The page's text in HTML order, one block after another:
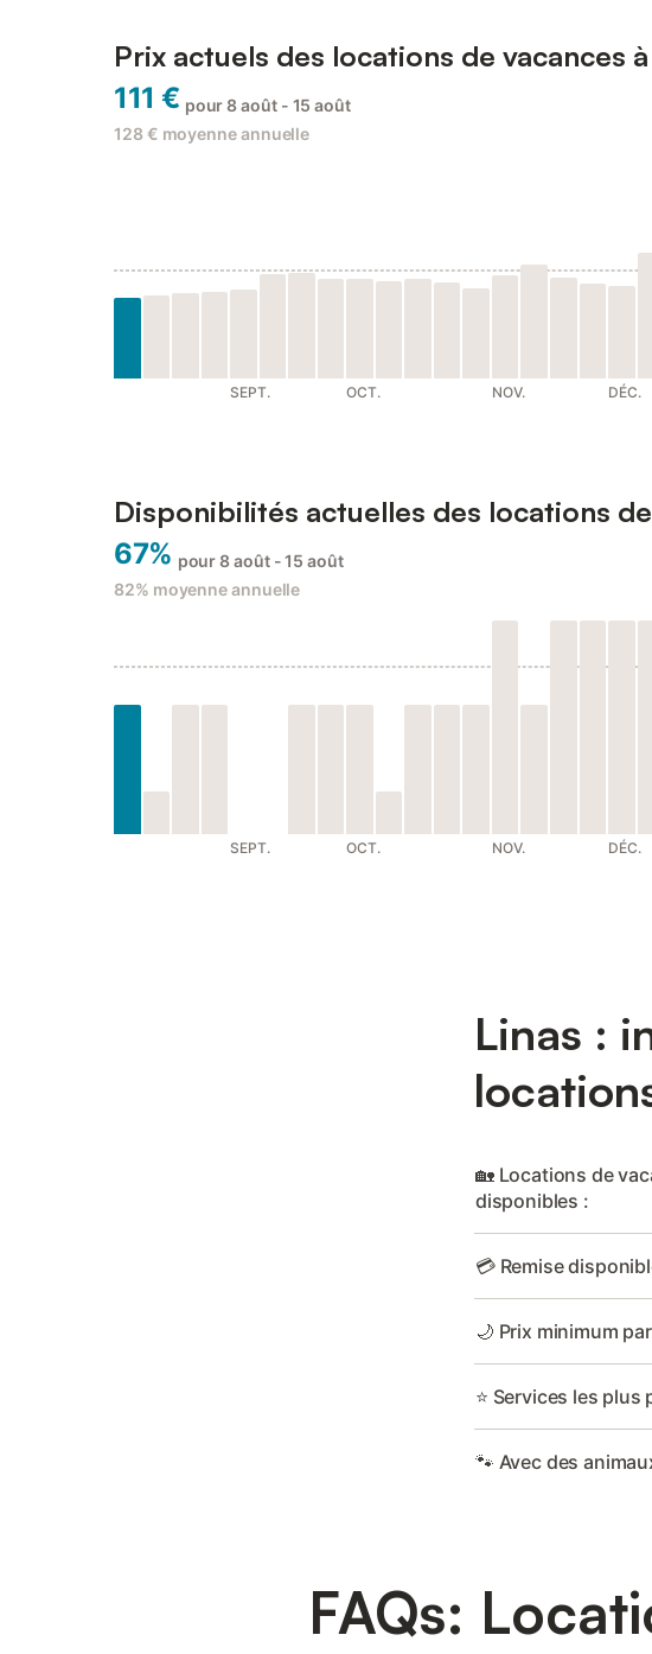
Prix actuels des locations de vacances
111 € pour 8 août - 15 août
128 € moyenne annuelle
SEPT. OCT. NOV. DÉC.
Disponibilités actuelles des locations
67% pour 8 août - 15 août
82% moyenne annuelle
SEPT. OCT. NOV. DÉC.
Linas :
🏡 Locations de
disponibles :
💳 Remise
🌙 Prix minimum
⭐ Services les plus
🐾 Avec des
FAQs: